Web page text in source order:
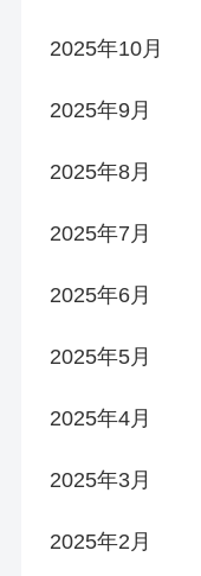
2025年10月
2025年9月
2025年8月
2025年7月
2025年6月
2025年5月
2025年4月
2025年3月
2025年2月